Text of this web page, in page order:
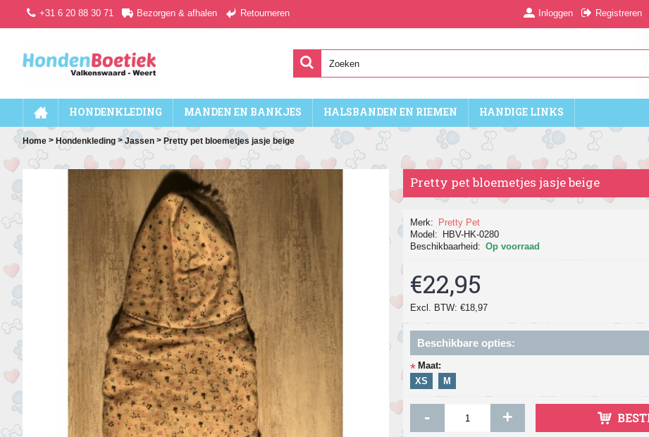
+31 6 20 88 30 71 Bezorgen & afhalen Retourneren Inloggen Registreren
HONDENKLEDING MANDEN EN BANKJES HALSBANDEN EN RIEMEN HANDIGE LINKS
Home > Hondenkleding > Jassen > Pretty pet bloemetjes jasje beige
Pretty pet bloemetjes jasje beige
Merk:
Pretty Pet
Model:
HBV-HK-0280
Beschikbaarheid: Op voorraad
€22,95
Excl. BTW: €18,97
Beschikbare opties:
* Maat:
XS
M
- +